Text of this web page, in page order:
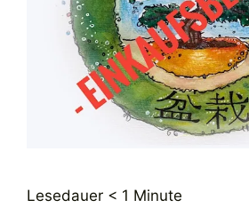
Lesedauer < 1 Minute